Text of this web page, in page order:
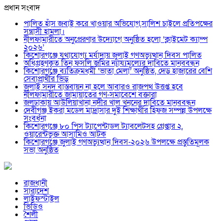
প্রধান সংবাদ
পালিত হাঁস জবাই করে খাওয়ার অভিযোগ,সালিশ চাইলে প্রতিপক্ষের
সন্ত্রাসী হামলা।
নীলফামারীতে অনুপ্রেরণার উদ্যোগে অনুষ্ঠিত হলো ‘ক্লাইমেট ক্যাম্প
২০২৬’
কিশোরগঞ্জে যথাযোগ্য মর্যাদায় জুলাই গণঅভ্যুত্থান দিবস পালিত
অধিগ্রহণকৃত তিন ফসলি জমির ন্যায্যমূল্যের দাবিতে মানববন্ধন
কিশোরগঞ্জে ব্যতিক্রমধর্মী ‘ভাতা মেলা’ অনুষ্ঠিত, দেড় হাজারের বেশি
সেবাপ্রার্থীর ভিড়
জুলাই সনদ বাস্তবায়ন না হলে আবারও রাজপথ উত্তপ্ত হবে
নীলফামারীতে জামায়াতের গণ-সমাবেশে বক্তারা
জলঢাকায় আউলিয়াখানা নদীর খাল খননের দাবিতে মানববন্ধন
দেবীগঞ্জ ইকরা মডেল মাদ্রাসার দুই শিক্ষার্থীর হিফজ সম্পন্ন উপলক্ষে
সংবর্ধনা
কিশোরগঞ্জে ৮০ পিস ট্যাপেন্টাডল ট্যাবলেটসহ গ্রেপ্তার ২,
ওয়ারেন্টভুক্ত আসামিও আটক
কিশোরগঞ্জে জুলাই গণঅভ্যুত্থান দিবস-২০২৬ উপলক্ষে প্রস্তুতিমূলক
সভা অনুষ্ঠিত
রাজধানী
সারাদেশ
লাইফস্টাইল
ভিডিও
শৈলী